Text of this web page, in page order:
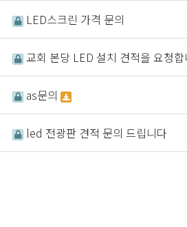
LED스크린 가격 문의
교회 본당 LED 설치 견적을 요청합
as문의
led 전광판 견적 문의 드립니다